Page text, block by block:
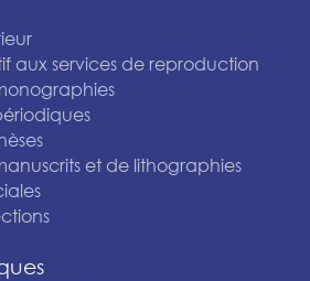
aux services de reproduction
et de lithographies